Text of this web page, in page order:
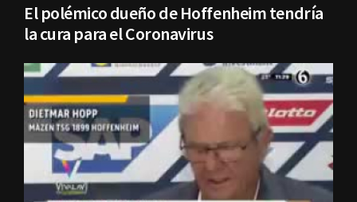
El polémico dueño de Hoffenheim tendría
la cura para el Coronavirus